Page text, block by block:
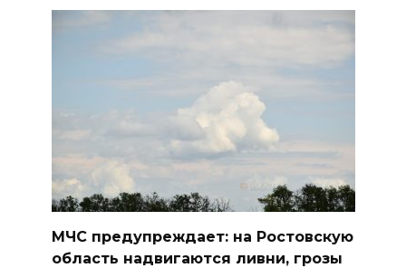
«Метеор» «Андрей Байков»
БОЛЬШЕ НОВОСТЕЙ
МЧС предупреждает: на Ростовскую
область надвигаются ливни, грозы